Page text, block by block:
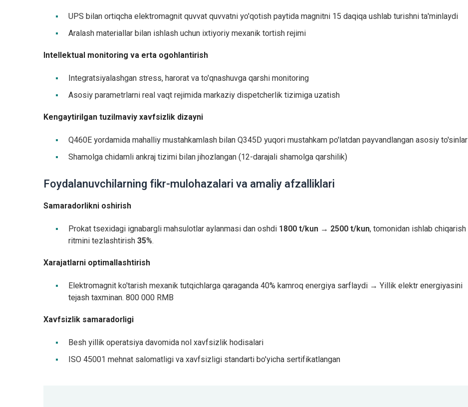
UPS bilan ortiqcha elektromagnit quvvat quvvatni yo'qotish paytida magnitni 15 daqiqa ushlab turishni ta'minlaydi
Aralash materiallar bilan ishlash uchun ixtiyoriy mexanik tortish rejimi
Intellektual monitoring va erta ogohlantirish
Integratsiyalashgan stress, harorat va to'qnashuvga qarshi monitoring
Asosiy parametrlarni real vaqt rejimida markaziy dispetcherlik tizimiga uzatish
Kengaytirilgan tuzilmaviy xavfsizlik dizayni
Q460E yordamida mahalliy mustahkamlash bilan Q345D yuqori mustahkam po'latdan payvandlangan asosiy to'sinlar
Shamolga chidamli ankraj tizimi bilan jihozlangan (12-darajali shamolga qarshilik)
Foydalanuvchilarning fikr-mulohazalari va amaliy afzalliklari
Samaradorlikni oshirish
Prokat tsexidagi ignabargli mahsulotlar aylanmasi dan oshdi 1800 t/kun → 2500 t/kun, tomonidan ishlab chiqarish
ritmini tezlashtirish35%.
Xarajatlarni optimallashtirish
Elektromagnit ko'tarish mexanik tutqichlarga qaraganda 40% kamroq energiya sarflaydi → Yillik elektr energiyasini
tejash taxminan. 800 000 RMB
Xavfsizlik samaradorligi
Besh yillik operatsiya davomida nol xavfsizlik hodisalari
ISO 45001 mehnat salomatligi va xavfsizligi standarti bo'yicha sertifikatlangan